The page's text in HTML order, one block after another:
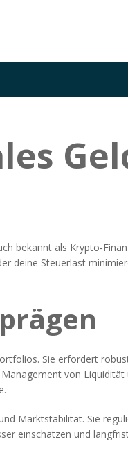
bekannt als
deine Steuerlast
Sie erfordert
von
Marktstabilität. Sie
einschätzen und